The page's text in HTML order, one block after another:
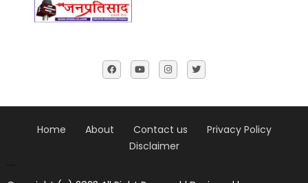
Home About Contact us
Privacy Policy
Disclaimer
....